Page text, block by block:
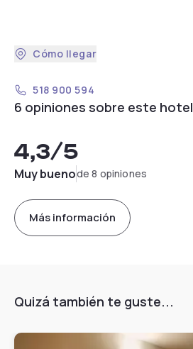
Cómo llegar
518 900 594
6 opiniones sobre este hotel
4,3/5
Muy buenode 8 opiniones
Más información
Quizá también te guste...